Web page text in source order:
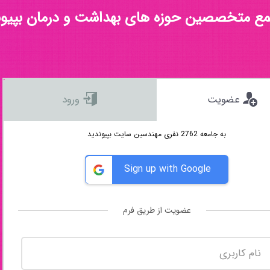
متخصصین حوزه های بهداشت و درمان
عضویت
به جامعه 2762 نفری مهندسین سایت بپیوندید
Sign up with Google
عضویت از طریق فرم